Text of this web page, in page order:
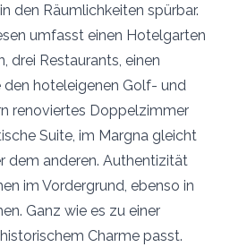
den Räumlichkeiten spürbar.
umfasst einen Hotelgarten
drei Restaurants, einen
hoteleigenen Golf- und
renoviertes Doppelzimmer
Suite, im Margna gleicht
dem anderen. Authentizität
im Vordergrund, ebenso in
Ganz wie es zu einer
Charme passt.